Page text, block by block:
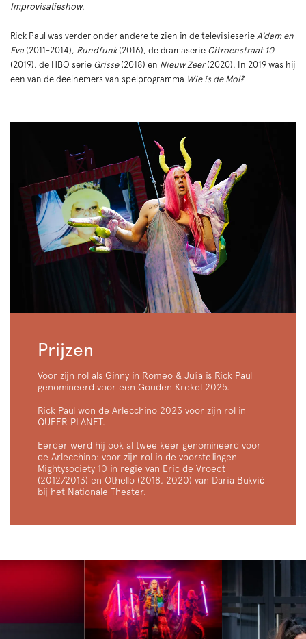
Improvisatieshow.
Rick Paul was verder onder andere te zien in de televisieserie A’dam en
Eva (2011-2014), Rundfunk(2016), de dramaserie Citroenstraat 10
(2019), de HBO serie Grisse(2018) en Nieuw Zeer(2020). In 2019 was hij
een van de deelnemers van spelprogramma Wie is de Mol?
Prijzen
Voor zijn rol als Ginny in Romeo & Julia is Rick Paul
genomineerd voor een Gouden Krekel 2025.
Rick Paul won de Arlecchino 2023 voor zijn rol in
QUEER PLANET.
Eerder werd hij ook al twee keer genomineerd voor
de Arlecchino: voor zijn rol in de voorstellingen
Mightysociety 10 in regie van Eric de Vroedt
(2012/2013) en Othello (2018, 2020) van Daria Bukvić
bij het Nationale Theater.
Overslaan
Inzoomen